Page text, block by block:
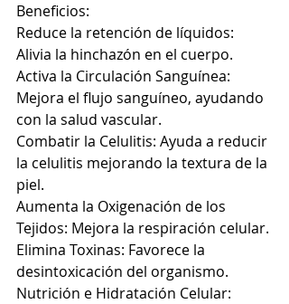
Beneficios:
Reduce la retención de líquidos:
Alivia la hinchazón en el cuerpo.
Activa la Circulación Sanguínea:
Mejora el flujo sanguíneo, ayudando
con la salud vascular.
Combatir la Celulitis: Ayuda a reducir
la celulitis mejorando la textura de la
piel.
Aumenta la Oxigenación de los
Tejidos: Mejora la respiración celular.
Elimina Toxinas: Favorece la
desintoxicación del organismo.
Nutrición e Hidratación Celular: